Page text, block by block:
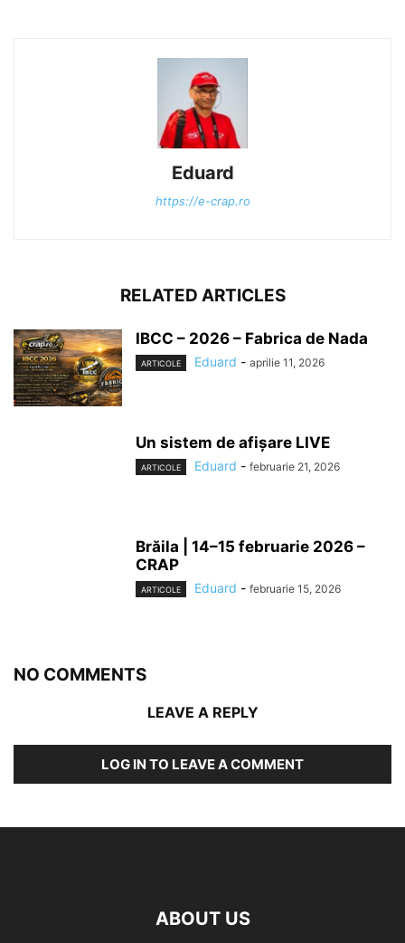
Eduard
https://e-crap.ro
RELATED ARTICLES
IBCC – 2026 – Fabrica de Nada
ARTICOLE Eduard - aprilie 11, 2026
Un sistem de afișare LIVE
ARTICOLE Eduard - februarie 21, 2026
Brăila | 14–15 februarie 2026 –
CRAP
ARTICOLE Eduard - februarie 15, 2026
NO COMMENTS
LEAVE A REPLY
LOG IN TO LEAVE A COMMENT
ABOUT US